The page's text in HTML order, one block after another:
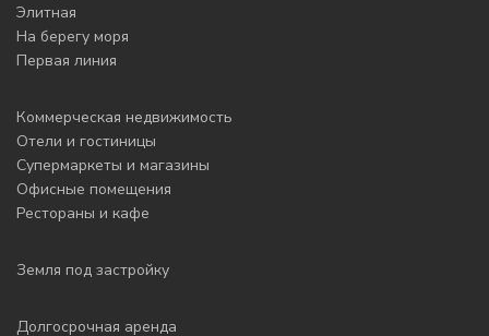
Элитная
На берегу моря
Первая линия
Коммерческая недвижимость
Отели и гостиницы
Супермаркеты и магазины
Офисные помещения
Рестораны и кафе
Земля под застройку
Долгосрочная аренда